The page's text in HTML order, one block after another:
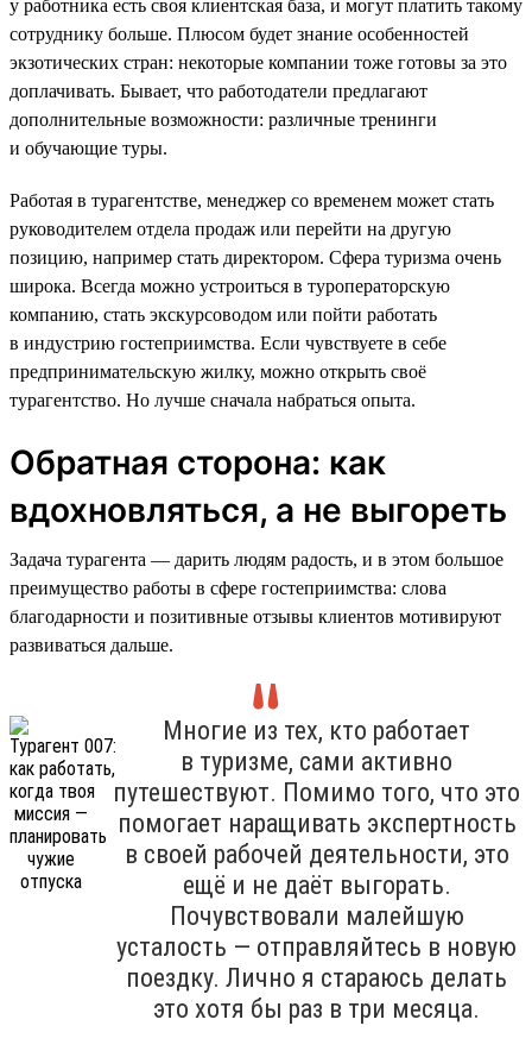
у работника есть своя клиентская база, и могут платить такому
сотруднику больше. Плюсом будет знание особенностей
экзотических стран: некоторые компании тоже готовы за это
доплачивать. Бывает, что работодатели предлагают
дополнительные возможности: различные тренинги
и обучающие туры.
Работая в турагентстве, менеджер со временем может стать
руководителем отдела продаж или перейти на другую
позицию, например стать директором. Сфера туризма очень
широка. Всегда можно устроиться в туроператорскую
компанию, стать экскурсоводом или пойти работать
в индустрию гостеприимства. Если чувствуете в себе
предпринимательскую жилку, можно открыть своё
турагентство. Но лучше сначала набраться опыта.
Обратная сторона: как
вдохновляться, а не выгореть
Задача турагента — дарить людям радость, и в этом большое
преимущество работы в сфере гостеприимства: слова
благодарности и позитивные отзывы клиентов мотивируют
развиваться дальше.
Многие из тех, кто работает
в туризме, сами активно
путешествуют. Помимо того, что это
помогает наращивать экспертность
в своей рабочей деятельности, это
ещё и не даёт выгорать.
Почувствовали малейшую
усталость — отправляйтесь в новую
поездку. Лично я стараюсь делать
это хотя бы раз в три месяца.